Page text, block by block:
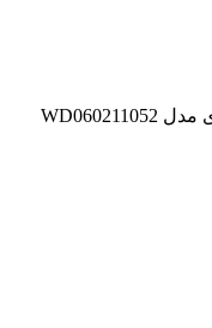
کمپرسور باد سایلنت 100 لیتری مدل WD060211052